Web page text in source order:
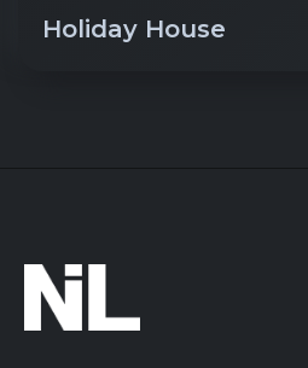
Holiday House